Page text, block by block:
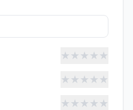
★★★★★
★★★★★
★★★★★